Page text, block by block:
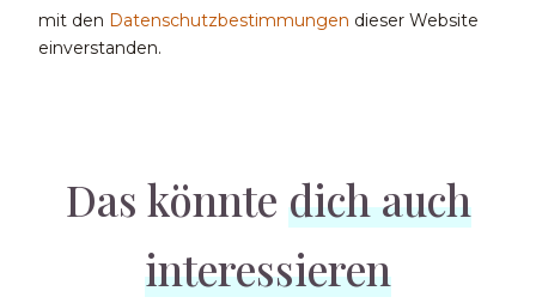
mit den Datenschutzbestimmungen dieser Website
einverstanden.
Das könnte dich auch
interessieren